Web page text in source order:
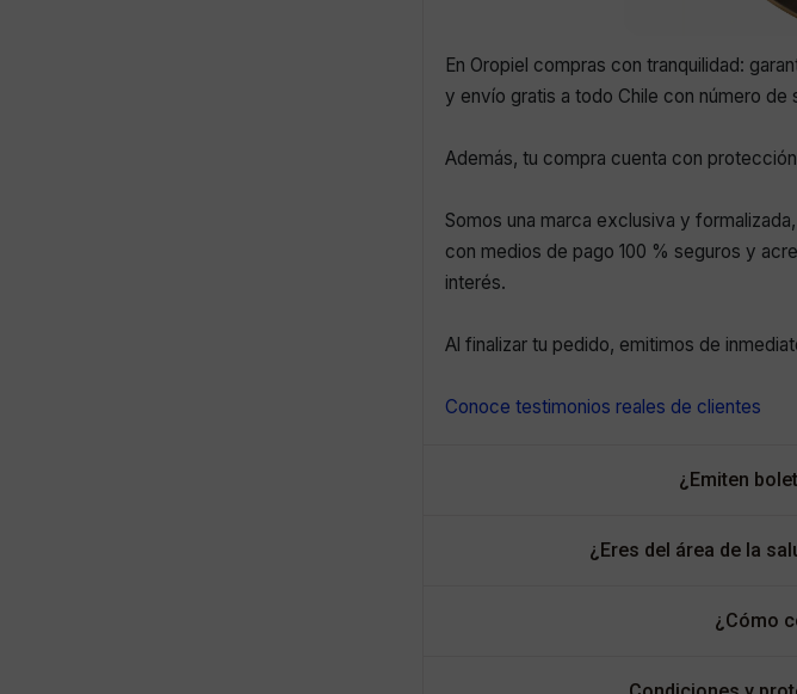
En Oropiel compras con tranquilidad:
y envío gratis a todo Chile con número de
Además, tu compra cuenta con
Somos una marca exclusiva y
con medios de pago 100 % seguros y
interés.
Al finalizar tu pedido, emitimos de
Conoce testimonios reales de clientes
¿Emiten
¿Eres del área de la
¿Cómo